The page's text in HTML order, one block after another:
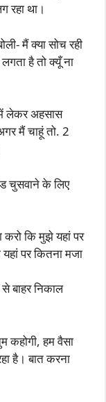
रहा था।
मैं क्या सोच रही
है तो क्यूँ ना
लेकर अहसास
मैं चाहूं तो. 2
चुसवाने के लिए
कि मुझे यहां पर
पर कितना मजा
बाहर निकाल
कहोगी, हम वैसा
है। बात करना